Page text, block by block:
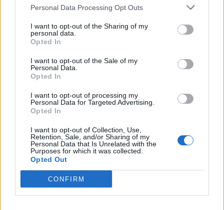
Personal Data Processing Opt Outs
I want to opt-out of the Sharing of my
personal data.
Opted In
I want to opt-out of the Sale of my
Personal Data.
Opted In
I want to opt-out of processing my
Personal Data for Targeted Advertising.
Opted In
I want to opt-out of Collection, Use,
Retention, Sale, and/or Sharing of my
Personal Data that Is Unrelated with the
Purposes for which it was collected.
Opted Out
CONFIRM
Indirizzo:
Comune: Sale
Regione:Piemonte